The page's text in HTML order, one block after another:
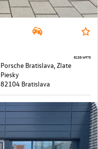
Porsche Bratislava, Zlate
Piesky
82104 Bratislava
8135/6975